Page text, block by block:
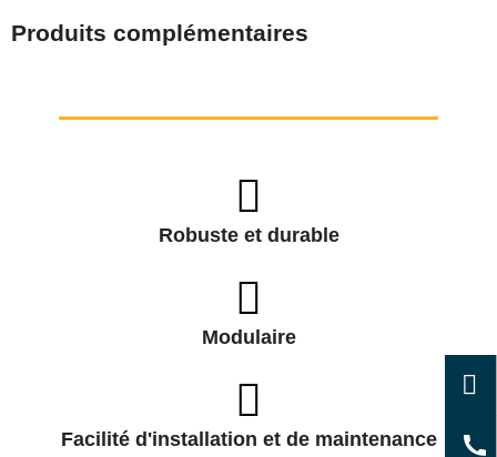
Produits complémentaires
Robuste et durable
Modulaire
Facilité d'installation et de maintenance